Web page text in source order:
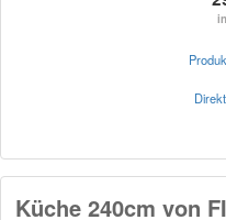
Küche 240cm von